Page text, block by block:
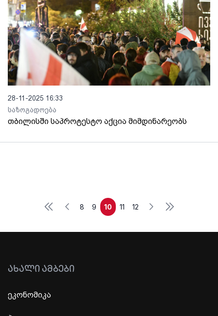
28-11-2025 16:33
საზოგადოება
თბილისში საპროტესტო აქცია მიმდინარეობს
First Previous
8 9 10 11 12 Next Last
ᲐᲮᲐᲚᲘ ᲐᲛᲑᲔᲑᲘ
ეკონომიკა